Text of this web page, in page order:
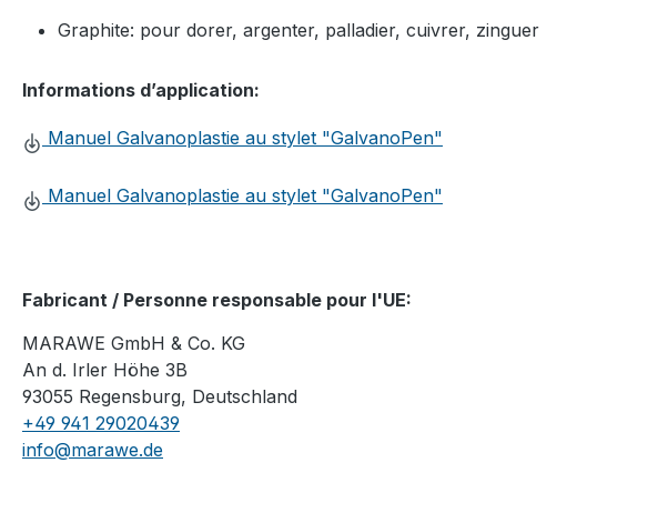
Graphite: pour dorer, argenter, palladier, cuivrer, zinguer
Informations d’application:
Manuel Galvanoplastie au stylet "GalvanoPen"
Manuel Galvanoplastie au stylet "GalvanoPen"
Fabricant / Personne responsable pour l'UE:
MARAWE GmbH & Co. KG
An d. Irler Höhe 3B
93055 Regensburg, Deutschland
+49 941 29020439
info@marawe.de